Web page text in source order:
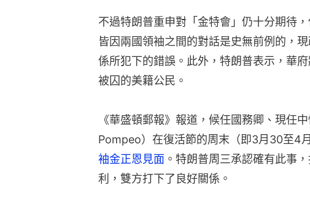
不過特朗普重申對「金特會」仍十分期待
皆因兩國領袖之間的對話是史無前例的，
係所犯下的錯誤。此外，特朗普表示，華
被囚的美籍公民。
《華盛頓郵報》報道，候任國務卿、現任
Pompeo）在復活節的周末（即3月30至4
袖金正恩見面 。特朗普周三承認確有此事
利，雙方打下了良好關係。